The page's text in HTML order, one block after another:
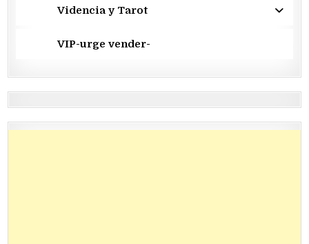
Videncia y Tarot
VIP-urge vender-